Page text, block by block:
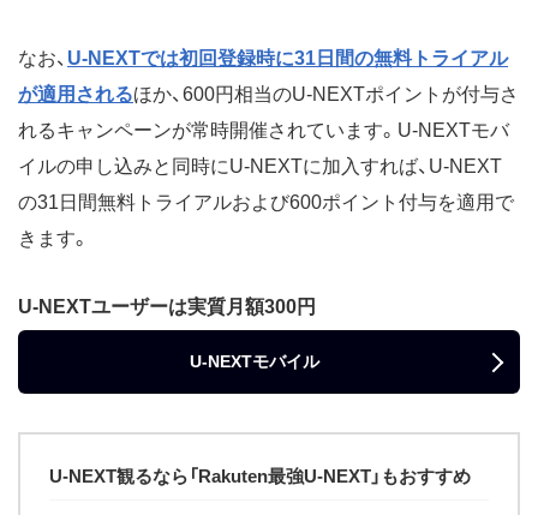
なお、 U-NEXTでは初回登録時に31日間の無料トライアル
が適用されるほか、600円相当のU-NEXTポイントが付与さ
れるキャンペーンが常時開催されています。U-NEXTモバ
イルの申し込みと同時にU-NEXTに加入すれば、U-NEXT
の31日間無料トライアルおよび600ポイント付与を適用で
きます。
U-NEXTユーザーは実質月額300円
U-NEXTモバイル
U-NEXT観るなら「Rakuten最強U-NEXT」もおすすめ